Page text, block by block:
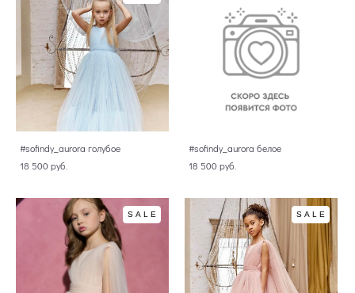
#sofindy_aurora голубое
18 500 pуб.
#sofindy_aurora белое
18 500 pуб.
SALE SALE